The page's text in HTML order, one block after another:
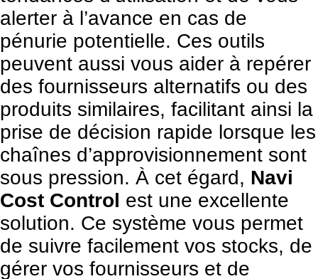
alerter à l’avance en cas de
pénurie potentielle. Ces outils
peuvent aussi vous aider à repérer
des fournisseurs alternatifs ou des
produits similaires, facilitant ainsi la
prise de décision rapide lorsque les
chaînes d’approvisionnement sont
sous pression. À cet égard, Navi
Cost Control est une excellente
solution. Ce système vous permet
de suivre facilement vos stocks, de
gérer vos fournisseurs et de